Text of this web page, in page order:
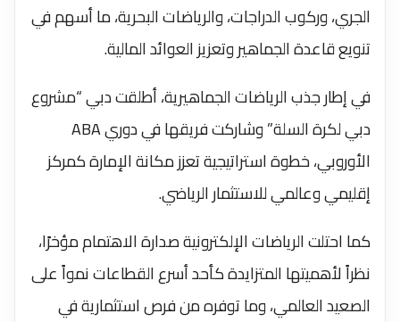
الجري، وركوب الدراجات، والرياضات البحرية، ما أسهم في
تنويع قاعدة الجماهير وتعزيز العوائد المالية.
في إطار جذب الرياضات الجماهيرية، أطلقت دبي “مشروع
دبي لكرة السلة” وشاركت فريقها في دوري ABA
الأوروبي، خطوة استراتيجية تعزز مكانة الإمارة كمركز
إقليمي وعالمي للاستثمار الرياضي.
كما احتلت الرياضات الإلكترونية صدارة الاهتمام مؤخرًا،
نظراً لأهميتها المتزايدة كأحد أسرع القطاعات نمواً على
الصعيد العالمي، وما توفره من فرص استثمارية في